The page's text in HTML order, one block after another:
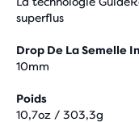
superflus
Drop De La Semelle
10mm
Poids
10,7oz / 303,3g